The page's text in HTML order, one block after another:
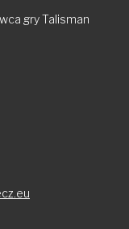
gry Talisman